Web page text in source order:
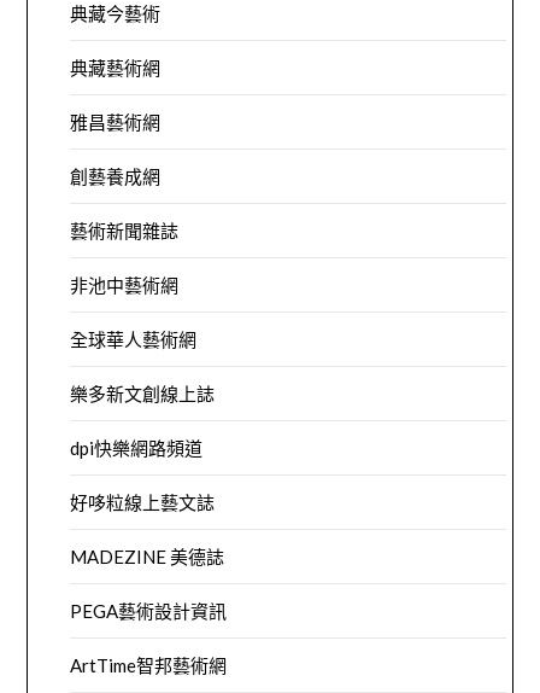
典藏今藝術
典藏藝術網
雅昌藝術網
創藝養成網
藝術新聞雜誌
非池中藝術網
全球華人藝術網
樂多新文創線上誌
dpi快樂網路頻道
好哆粒線上藝文誌
MADEZINE 美德誌
PEGA藝術設計資訊
ArtTime智邦藝術網